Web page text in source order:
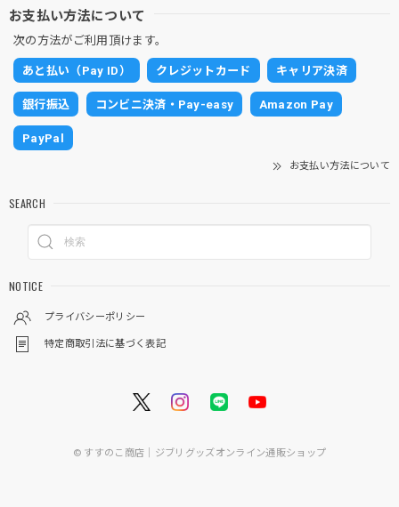
お支払い方法について
次の方法がご利用頂けます。
あと払い（Pay ID） クレジットカード キャリア決済
銀行振込 コンビニ決済・Pay-easy Amazon Pay
PayPal
お支払い方法について
SEARCH
NOTICE
プライバシーポリシー
特定商取引法に基づく表記
© すすのこ商店｜ジブリグッズオンライン通販ショップ